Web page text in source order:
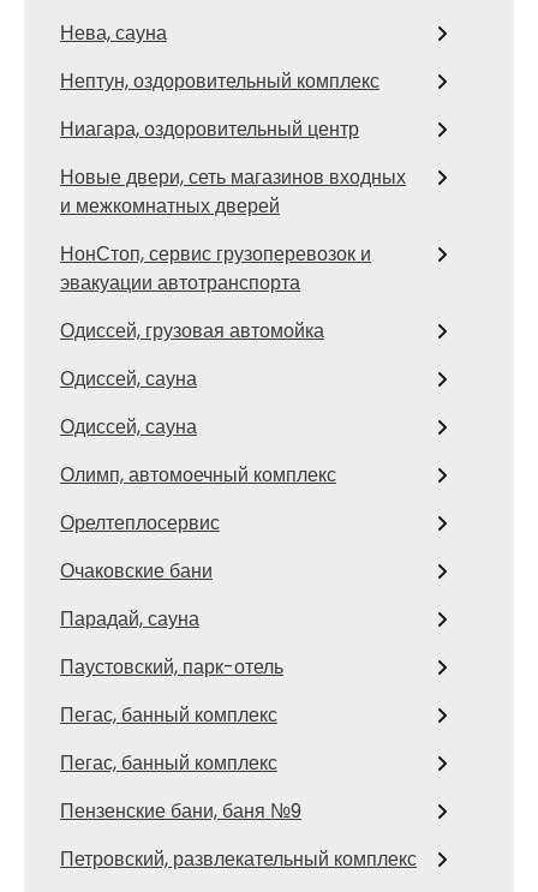
Нева, сауна
Нептун, оздоровительный комплекс
Ниагара, оздоровительный центр
Новые двери, сеть магазинов входных
и межкомнатных дверей
НонСтоп, сервис грузоперевозок и
эвакуации автотранспорта
Одиссей, грузовая автомойка
Одиссей, сауна
Одиссей, сауна
Олимп, автомоечный комплекс
Орелтеплосервис
Очаковские бани
Парадай, сауна
Паустовский, парк-отель
Пегас, банный комплекс
Пегас, банный комплекс
Пензенские бани, баня №9
Петровский, развлекательный комплекс